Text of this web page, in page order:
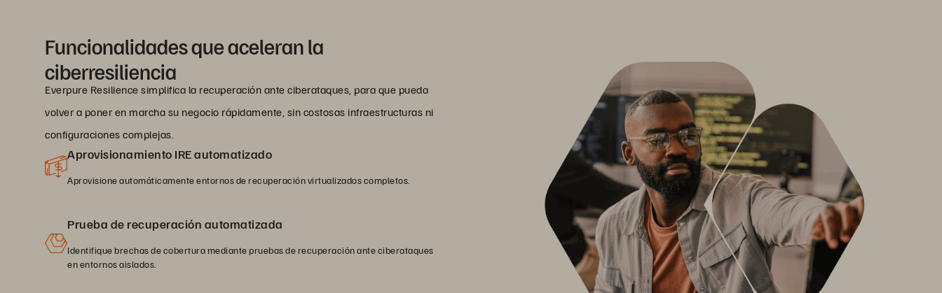
Funcionalidades que aceleran la
ciberresiliencia
Everpure Resilience simplifica la recuperación ante ciberataques, para que pueda
volver a poner en marcha su negocio rápidamente, sin costosas infraestructuras ni
configuraciones complejas.
Aprovisionamiento IRE automatizado
Aprovisione automáticamente entornos de recuperación virtualizados completos.
Prueba de recuperación automatizada
Identifique brechas de cobertura mediante pruebas de recuperación ante ciberataques
en entornos aislados.